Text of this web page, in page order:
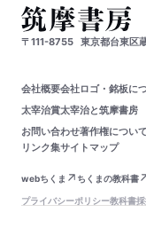
〒111-8755 東京都台東区
会社概要会社ロゴ・銘板に
太宰治賞太宰治と筑摩書房
お問い合わせ著作権について
リンク集サイトマップ
webちくま
ちくまの教科書
プライバシーポリシー教科書